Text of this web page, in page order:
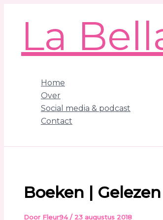
inhoudLa
Home
Over
Social media & podcast
Contact
Boeken |
Door Fleur94/ 23 augustus 2018